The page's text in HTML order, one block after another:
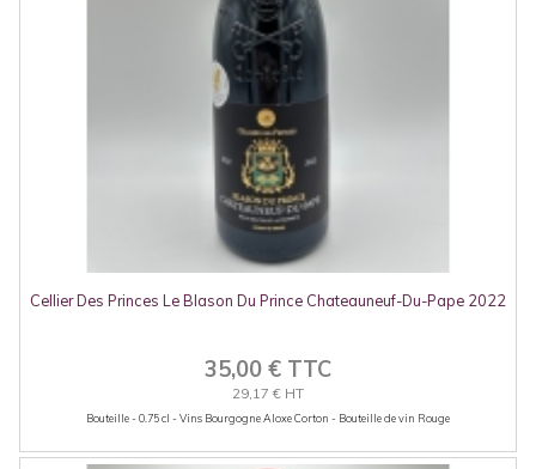
Cellier Des Princes Le Blason Du Prince Chateauneuf-Du-Pape 2022
35,00 € TTC
29,17 € HT
Bouteille - 0.75 cl - Vins Bourgogne Aloxe Corton - Bouteille de vin Rouge